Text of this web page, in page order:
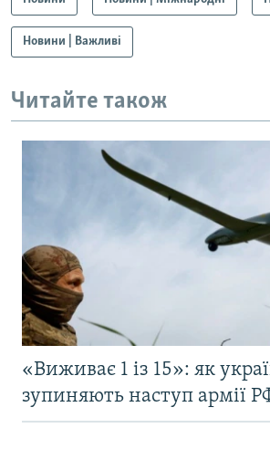
Новини | Важливі
Читайте також
«Виживає 1 із 15»: як
зупиняють наступ армії